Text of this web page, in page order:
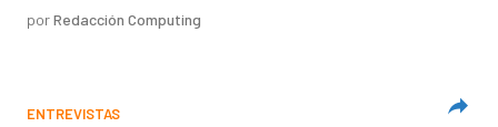
porRedacción Computing
ENTREVISTAS